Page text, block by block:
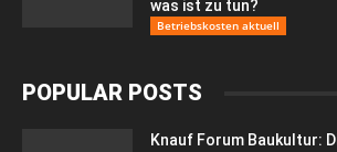
was ist zu tun?
Betriebskosten aktuell
POPULAR POSTS
Knauf Forum Baukultur: